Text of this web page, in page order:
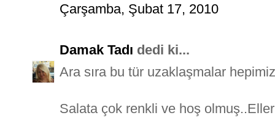
Çarşamba, Şubat 17, 2010
Damak Tadı dedi ki...
Ara sıra bu tür uzaklaşmalar
Salata çok renkli ve hoş